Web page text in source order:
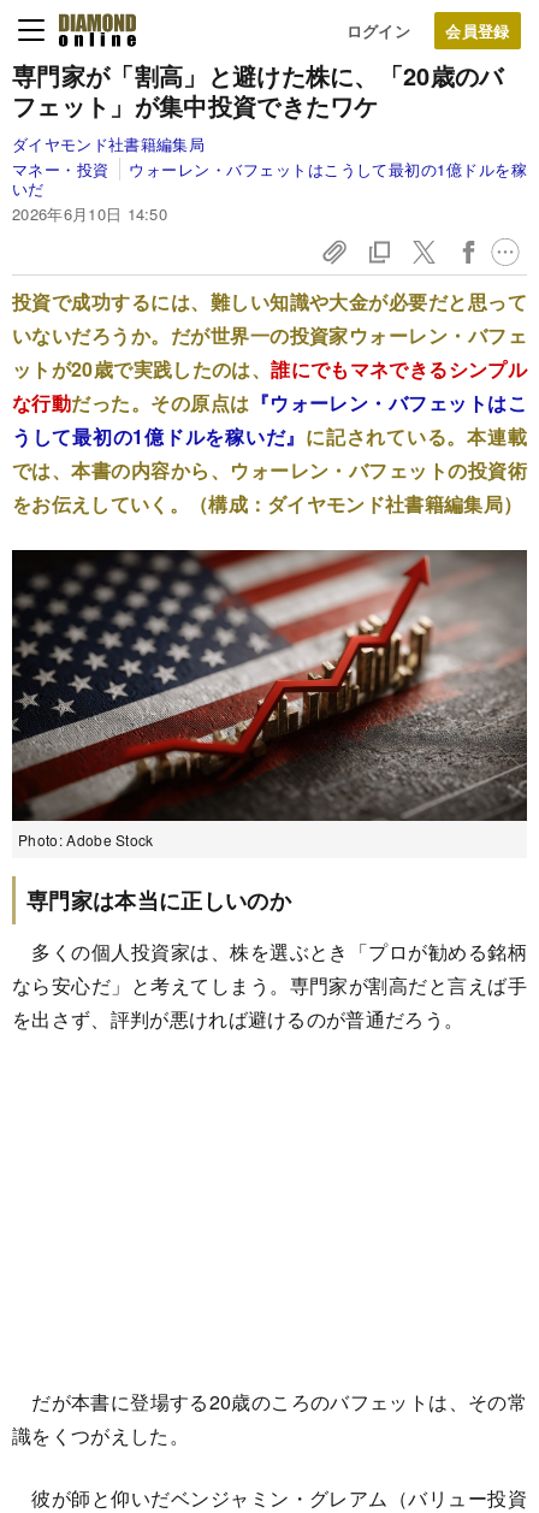
ログイン
専門家が「割高」と避けた株に、「20歳のバ
フェット」が集中投資できたワケ
ダイヤモンド社書籍編集局
マネー・投資
ウォーレン・バフェットはこうして最初の1億ドルを稼
いだ
2026年6月10日 14:50
投資で成功するには、難しい知識や大金が必要だと思って
いないだろうか。だが世界一の投資家ウォーレン・バフェ
ットが20歳で実践したのは、誰にでもマネできるシンプル
な行動だった。その原点は 『ウォーレン・バフェットはこ
うして最初の1億ドルを稼いだ』 に記されている。本連載
では、本書の内容から、ウォーレン・バフェットの投資術
をお伝えしていく。（構成：ダイヤモンド社書籍編集局）
Photo: Adobe Stock
専門家は本当に正しいのか
多くの個人投資家は、株を選ぶとき「プロが勧める銘柄
なら安心だ」と考えてしまう。専門家が割高だと言えば手
を出さず、評判が悪ければ避けるのが普通だろう。
だが本書に登場する20歳のころのバフェットは、その常
識をくつがえした。
彼が師と仰いだベンジャミン・グレアム（バリュー投資